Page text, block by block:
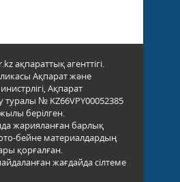
ақпараттық агенттігі.
Ақпарат және
Ақпарат
туралы № KZ66VPY00052385
жылы берілген.
жарияланған барлық
бейне материалдардың
қорғалған.
жағдайда сілтеме